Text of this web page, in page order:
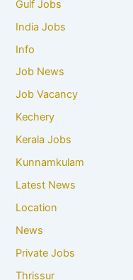
Gulf Jobs
India Jobs
Info
Job News
Job Vacancy
Kechery
Kerala Jobs
Kunnamkulam
Latest News
Location
News
Private Jobs
Thrissur